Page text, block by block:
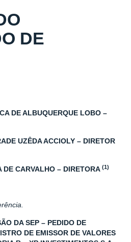
DE
DE ALBUQUERQUE LOBO –
UZÊDA ACCIOLY – DIRETOR
DE CARVALHO – DIRETORA (1)
DA SEP – PEDIDO DE
DE EMISSOR DE VALORES